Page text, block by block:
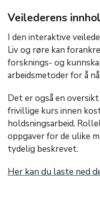
Veilederens
I den interaktive
Liv og røre kan
forsknings- og
arbeidsmetoder for å
Det er også en
frivillige kurs innen
holdsningsarbeid.
oppgaver for de ulike
tydelig beskrevet.
Her kan du laste ned